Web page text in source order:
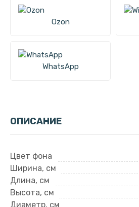
Ozon
WhatsApp
ОПИСАНИЕ
Цвет фона
Ширина, см
Длина, см
Высота, см
Диаметр, см